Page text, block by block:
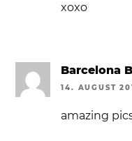
xoxo
Barcelona
14. AUGUST
amazing